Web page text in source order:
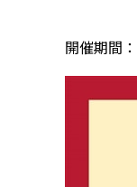
開催期間：